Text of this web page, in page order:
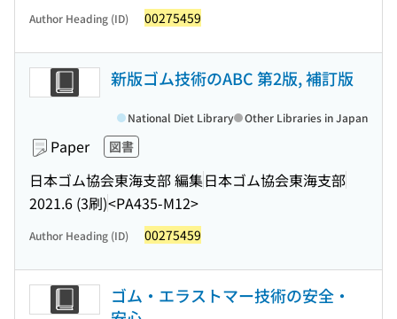
Author Heading (ID) 00275459
新版ゴム技術のABC 第2版, 補訂版
Paper 図書
日本ゴム協会東海支部 編集日本ゴム協会東海支部
2021.6 (3刷)<PA435-M12>
National Diet Library Other Libraries in Japan
Author Heading (ID) 00275459
ゴム・エラストマー技術の安全・